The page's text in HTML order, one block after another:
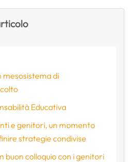
mesosistema di
Educativa
e genitori, un momento
strategie condivise
buon colloquio con i genitori